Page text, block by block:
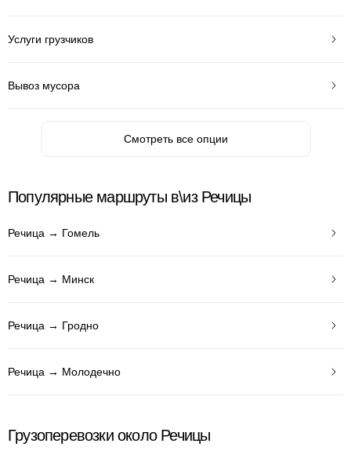
Услуги грузчиков
Вывоз мусора
Смотреть все опции
Популярные маршруты в\из Речицы
Речица → Гомель
Речица → Минск
Речица → Гродно
Речица → Молодечно
Грузоперевозки около Речицы